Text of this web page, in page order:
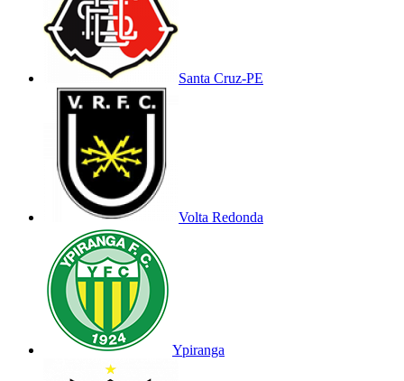
Santa Cruz-PE
Volta Redonda
Ypiranga